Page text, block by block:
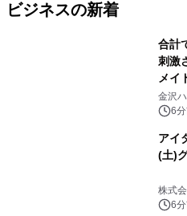
ビジネスの新着
合計
刺激
メイ
10/4(
金沢
6
アイ
(土)
株式
6